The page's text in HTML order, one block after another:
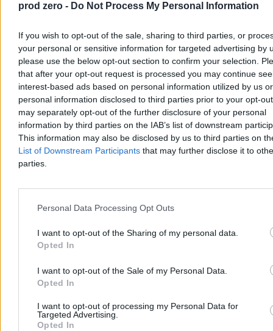
prod zero - Do Not Process My Personal Information
If you wish to opt-out of the sale, sharing to third parties, or
your personal or sensitive information for targeted advertising by
please use the below opt-out section to confirm your selection.
that after your opt-out request is processed you may continue
interest-based ads based on personal information utilized by us or
personal information disclosed to third parties prior to your opt-
may separately opt-out of the further disclosure of your personal
information by third parties on the IAB’s list of downstream
This information may also be disclosed by us to third parties on
List of Downstream Participants that may further disclose it to
parties.
Personal Data Processing Opt Outs
I want to opt-out of the Sharing of my personal data.
Opted In
I want to opt-out of the Sale of my Personal Data.
Opted In
I want to opt-out of processing my Personal Data for
Targeted Advertising.
Opted In
ceremonią wręczenia Oscarów?
13:13„Robin Hood papieża” wraca do Łodzi. Kard. Konrad
Krajewski nowym metropolitą
12:57„Złoty plan” prezesa NBP. Eksperci wskazują na ryzyka
wokół SAFE 0 proc.
12:23Bezkonkurencyjna Unia. Jak Europa zgubiła swoją przewagę
Kardynał Ryś z apelem do wiernych. „Potrzebujemy przeorać
ziemię krakowskiego Kościoła”
11:28Kontrowersje w Warszawie: radny PiS alarmuje o urzędniku
powiązanym z Rosją
11:19Oszuści mają nowy patent na seniorów. Policjanci zatrzymali
16-latkę
10:59Chatboty pomagały planować przemoc. „Udanych łowów”
10:50
udaczników
Spór o system dla szpitali. Na liście pornografia i Pokémony
dziewczyna
„Będzie walka”. Michał Wawer o możliwych negocjacjach
Idzie ochłodzenie. To nie koniec walki zimy z wiosną
Członkini RPP o pomyśle Adama Glapińskiego. „To jest bla,
„To naplucie w twarz”. Odpowiedź na zarzuty prezesa DIOZ
Kim Dzong Un zapozował z córką. Czarne kurtki, strzelnica i
symbole władzy